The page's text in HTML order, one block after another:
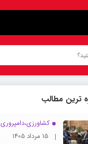
ترین مطالب
کشاورزی،دامپروری
15 مرداد 1405